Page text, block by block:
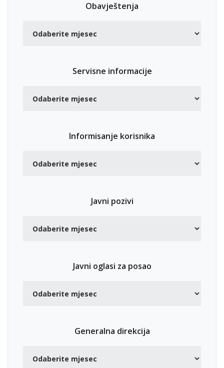
Obavještenja
Servisne informacije
Informisanje korisnika
Javni pozivi
Javni oglasi za posao
Generalna direkcija